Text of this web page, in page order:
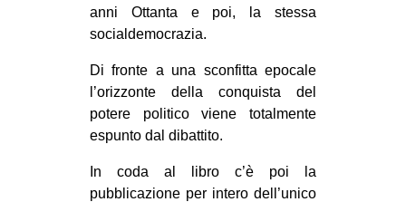
anni Ottanta e poi, la stessa
socialdemocrazia.
Di fronte a una sconfitta epocale
l’orizzonte della conquista del
potere politico viene totalmente
espunto dal dibattito.
In coda al libro c’è poi la
pubblicazione per intero dell’unico